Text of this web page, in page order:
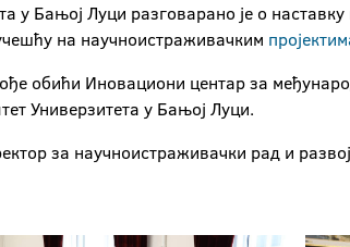
у Бањој Луци разговарано је о
на научноистраживачким
обићи Иновациони центар за
Универзитета у Бањој Луци.
за научноистраживачки рад и